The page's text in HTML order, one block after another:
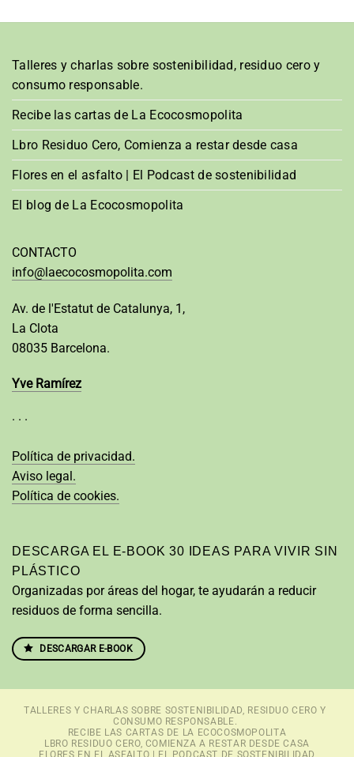
Talleres y charlas sobre sostenibilidad, residuo cero y
consumo responsable.
Recibe las cartas de La Ecocosmopolita
Lbro Residuo Cero, Comienza a restar desde casa
Flores en el asfalto | El Podcast de sostenibilidad
El blog de La Ecocosmopolita
CONTACTO
info@laecocosmopolita.com
Av. de l'Estatut de Catalunya, 1,
La Clota
08035 Barcelona.
Yve Ramírez
· · ·
Política de privacidad.
Aviso legal.
Política de cookies.
DESCARGA EL E-BOOK 30 IDEAS PARA VIVIR SIN
PLÁSTICO
Organizadas por áreas del hogar, te ayudarán a reducir
residuos de forma sencilla.
DESCARGAR E-BOOK
TALLERES Y CHARLAS SOBRE SOSTENIBILIDAD, RESIDUO CERO Y
CONSUMO RESPONSABLE.
RECIBE LAS CARTAS DE LA ECOCOSMOPOLITA
LBRO RESIDUO CERO, COMIENZA A RESTAR DESDE CASA
FLORES EN EL ASFALTO | EL PODCAST DE SOSTENIBILIDAD